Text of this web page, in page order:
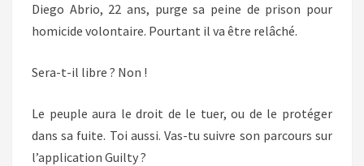
Diego Abrio, 22 ans, purge sa peine de prison pour
homicide volontaire. Pourtant il va être relâché.
Sera-t-il libre ? Non !
Le peuple aura le droit de le tuer, ou de le protéger
dans sa fuite. Toi aussi. Vas-tu suivre son parcours sur
l’application Guilty ?